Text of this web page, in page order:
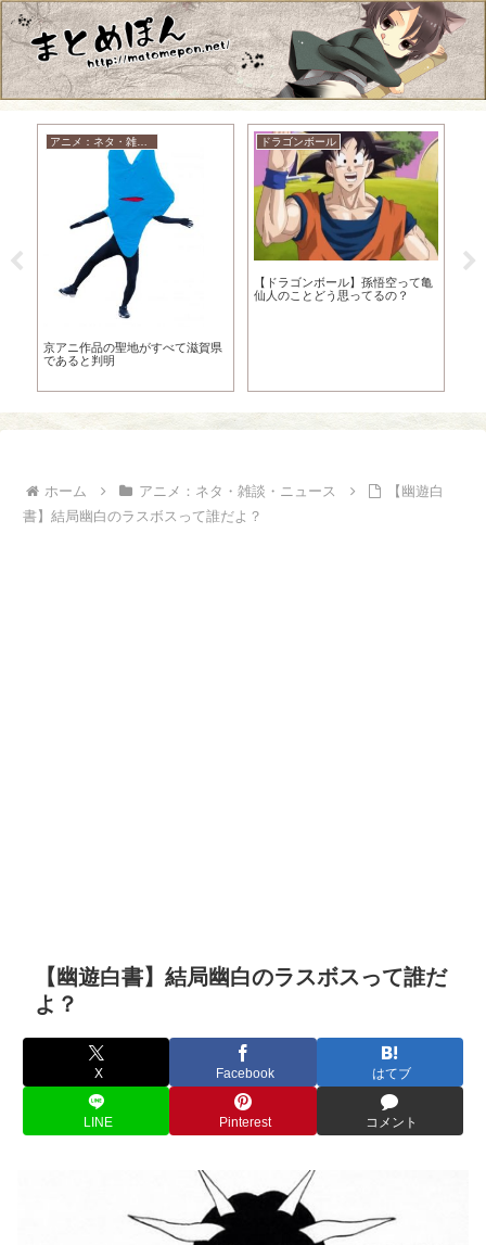
アニメ：ネタ・雑談・ニュース
京アニ作品の聖地がすべて滋賀県
であると判明
ドラゴンボール
【ドラゴンボール】孫悟空って亀
仙人のことどう思ってるの？
ホーム アニメ：ネタ・雑談・ニュース
【幽遊白
書】結局幽白のラスボスって誰だよ？
【幽遊白書】結局幽白のラスボスって誰だ
よ？
X Facebook はてブ
LINE Pinterest コメント